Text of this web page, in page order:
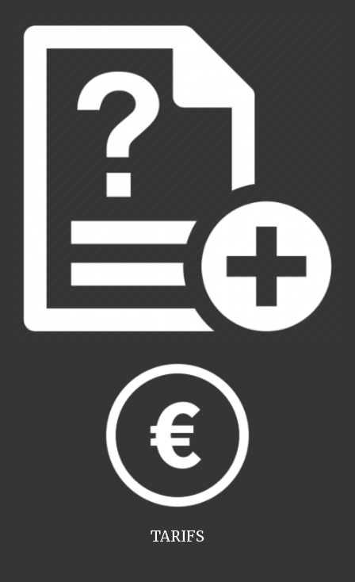
TARIFS